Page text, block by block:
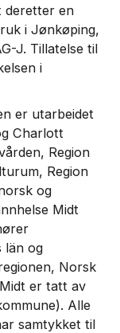
deretter en
i Jønkøping,
J. Tillatelse til
i
er utarbeidet
Charlott
Region
Region
og
Midt
län og
Norsk
er tatt av
Alle
samtykket til